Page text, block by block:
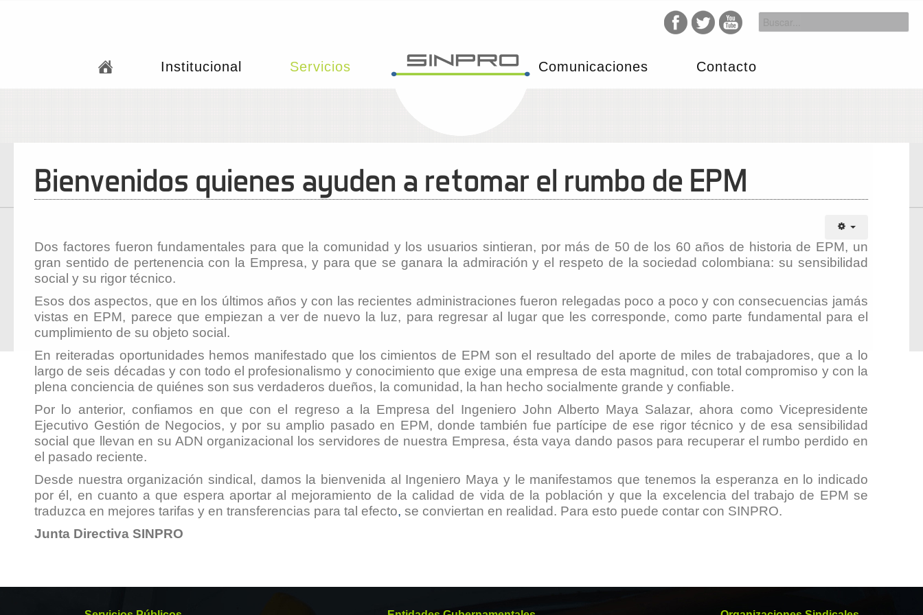
Institucional Servicios Comunicaciones Contacto
Bienvenidos quienes ayuden a retomar el rumbo de EPM
Dos factores fueron fundamentales para que la comunidad y los usuarios sintieran, por más de 50 de los 60 años de historia de EPM, un
gran sentido de pertenencia con la Empresa, y para que se ganara la admiración y el respeto de la sociedad colombiana: su sensibilidad
social y su rigor técnico.
Esos dos aspectos, que en los últimos años y con las recientes administraciones fueron relegadas poco a poco y con consecuencias jamás
vistas en EPM, parece que empiezan a ver de nuevo la luz, para regresar al lugar que les corresponde, como parte fundamental para el
cumplimiento de su objeto social.
En reiteradas oportunidades hemos manifestado que los cimientos de EPM son el resultado del aporte de miles de trabajadores, que a lo
largo de seis décadas y con todo el profesionalismo y conocimiento que exige una empresa de esta magnitud, con total compromiso y con la
plena conciencia de quiénes son sus verdaderos dueños, la comunidad, la han hecho socialmente grande y confiable.
Por lo anterior, confiamos en que con el regreso a la Empresa del Ingeniero John Alberto Maya Salazar, ahora como Vicepresidente
Ejecutivo Gestión de Negocios, y por su amplio pasado en EPM, donde también fue partícipe de ese rigor técnico y de esa sensibilidad
social que llevan en su ADN organizacional los servidores de nuestra Empresa, ésta vaya dando pasos para recuperar el rumbo perdido en
el pasado reciente.
Desde nuestra organización sindical, damos la bienvenida al Ingeniero Maya y le manifestamos que tenemos la esperanza en lo indicado
por él, en cuanto a que espera aportar al mejoramiento de la calidad de vida de la población y que la excelencia del trabajo de EPM se
traduzca en mejores tarifas y en transferencias para tal efecto, se conviertan en realidad. Para esto puede contar con SINPRO.
Junta Directiva SINPRO